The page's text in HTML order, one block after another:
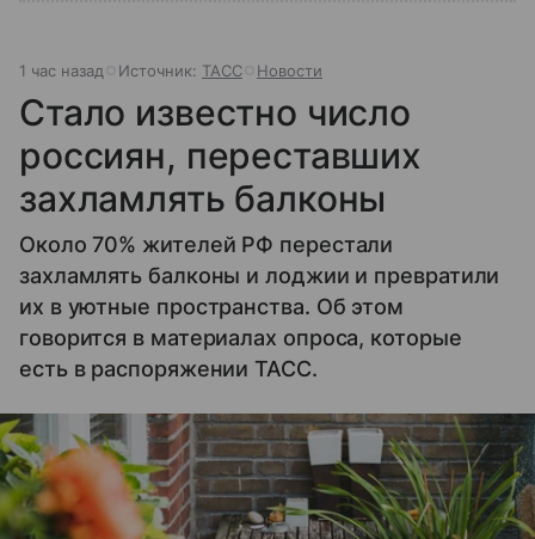
1 час назад Источник: ТАСС Новости
Стало известно число
россиян, переставших
захламлять балконы
Около 70% жителей РФ перестали
захламлять балконы и лоджии и превратили
их в уютные пространства. Об этом
говорится в материалах опроса, которые
есть в распоряжении ТАСС.